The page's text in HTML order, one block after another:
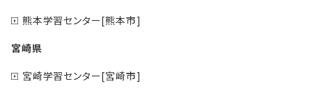
熊本学習センター[熊本市]
宮崎県
宮崎学習センター[宮崎市]